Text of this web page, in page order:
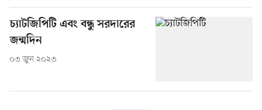
চ্যাটজিপিটি এবং বন্ধু সরদারের
জন্মদিন
০৩ জুন ২০২৩